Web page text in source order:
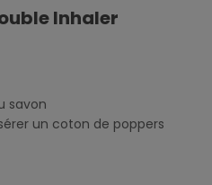
Inhaler
savon
un coton de poppers